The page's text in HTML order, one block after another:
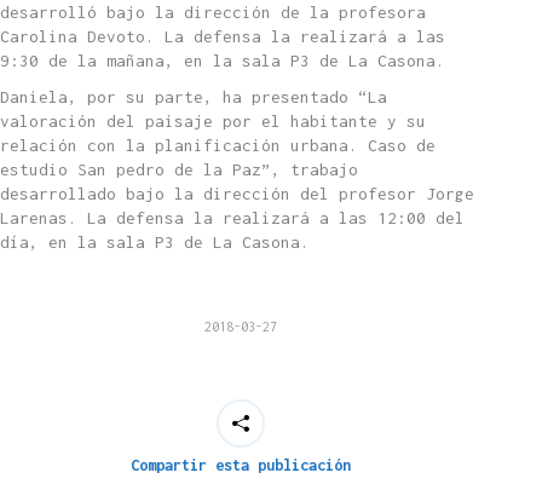
desarrolló bajo la dirección de la profesora
Carolina Devoto. La defensa la realizará a las
9:30 de la mañana, en la sala P3 de La Casona.
Daniela, por su parte, ha presentado “La
valoración del paisaje por el habitante y su
relación con la planificación urbana. Caso de
estudio San pedro de la Paz”, trabajo
desarrollado bajo la dirección del profesor Jorge
Larenas. La defensa la realizará a las 12:00 del
día, en la sala P3 de La Casona.
2018-03-27
Compartir esta publicación